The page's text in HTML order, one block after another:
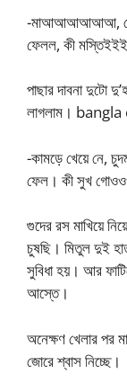
-মাআআআআআআ,
ফেলল, কী
পাছার দাবনা দুটো
লাগলাম।
-কামড়ে খেয়ে নে,
ফেল। কী সুখ
গুদের রস মাখিয়ে
চুষছি। মিতুল দুই
সুবিধা হয়। আর
আস্তে।
অনেক্ষণ খেলার পর
জোরে শ্বাস নিচ্ছে।